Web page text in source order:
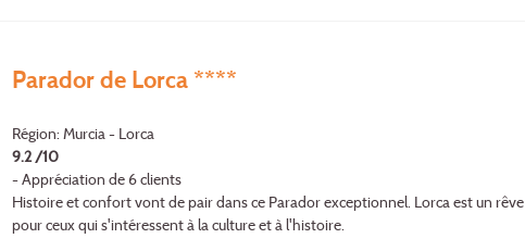
Parador de Lorca ****
Région: Murcia - Lorca
9.2 /10
- Appréciation de 6 clients
Histoire et confort vont de pair dans ce Parador exceptionnel. Lorca est un rêve
pour ceux qui s'intéressent à la culture et à l'histoire.